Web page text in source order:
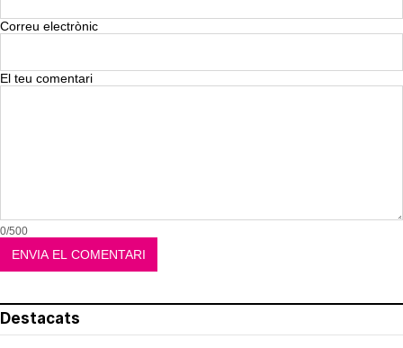
Correu electrònic
El teu comentari
0/500
Destacats